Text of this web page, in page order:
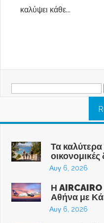
καλύψει κάθε...
Αναζήτηση
για:
Τα
οικονομικές
Αυγ 6, 2026
Η AIRCAIRO
Αθήνα με
Αυγ 6, 2026